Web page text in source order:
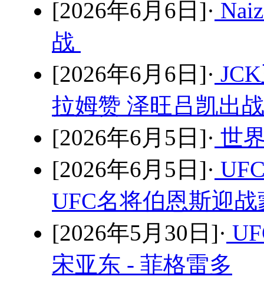
[2026年6月6日]·
战
[2026年6月6日]·
拉姆赞 泽旺吕凯出
[2026年6月5日]· 世
[2026年6月5日]·
UFC名将伯恩斯迎
[2026年5月30日]·
宋亚东 - 菲格雷多